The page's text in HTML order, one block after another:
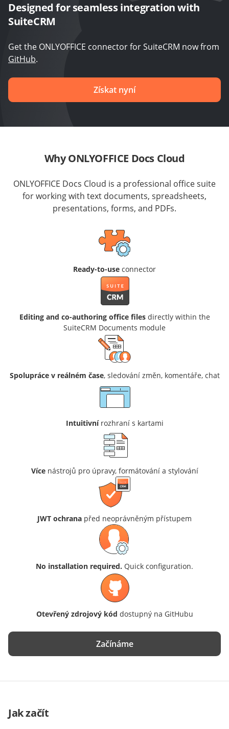
Designed for seamless integration with
SuiteCRM
Get the ONLYOFFICE connector for SuiteCRM now from
GitHub.
Získat nyní
Why ONLYOFFICE Docs Cloud
ONLYOFFICE Docs Cloud is a professional office suite
for working with text documents, spreadsheets,
presentations, forms, and PDFs.
Ready-to-use connector
Editing and co-authoring office filesdirectly within the
SuiteCRM Documents module
Spolupráce v reálném čase, sledování změn, komentáře, chat
Intuitivnírozhraní s kartami
Vícenástrojů pro úpravy, formátování a stylování
JWT ochrana před neoprávněným přístupem
No installation required. Quick configuration.
Otevřený zdrojový kód dostupný na GitHubu
Začínáme
Jak začít